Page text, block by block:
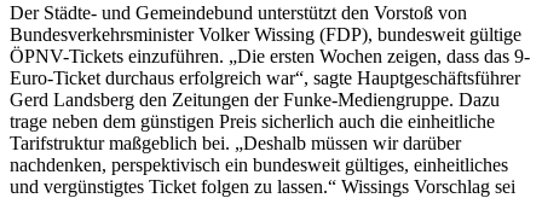
gültiges
ÖPNV-
Ticket
Der Städte- und Gemeindebund unterstützt den Vorstoß von
Bundesverkehrsminister Volker Wissing (FDP), bundesweit gültige
ÖPNV-Tickets einzuführen. „Die ersten Wochen zeigen, dass das 9-
Euro-Ticket durchaus erfolgreich war“, sagte Hauptgeschäftsführer
Gerd Landsberg den Zeitungen der Funke-Mediengruppe. Dazu
trage neben dem günstigen Preis sicherlich auch die einheitliche
Tarifstruktur maßgeblich bei. „Deshalb müssen wir darüber
nachdenken, perspektivisch ein bundesweit gültiges, einheitliches
und vergünstigtes Ticket folgen zu lassen.“ Wissings Vorschlag sei